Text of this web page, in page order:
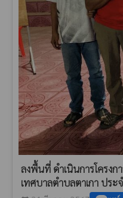
ลงพื้นที่ ดำเนินการโครง
เทศบาลตำบลตาเกา ปร